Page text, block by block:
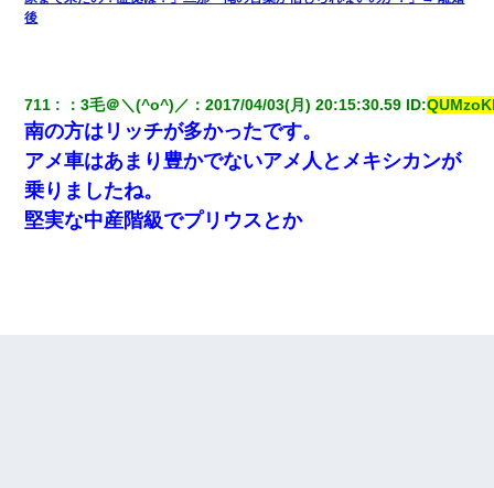
後
711 ：3毛＠＼(^o^)／ ：2017/04/03(月) 20:15:30.59 ID:
南の方はリッチが多かったです。
アメ車はあまり豊かでないアメ人とメキシカンが
乗りましたね。
堅実な中産階級でプリウスとか